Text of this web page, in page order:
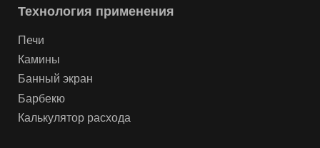
Технология применения
Печи
Камины
Банный экран
Барбекю
Калькулятор расхода